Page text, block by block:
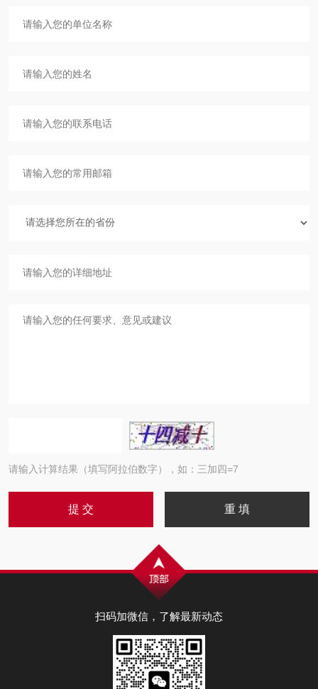
请输入计算结果（填写阿拉伯数字），如：三加四=7
扫码加微信，了解最新动态